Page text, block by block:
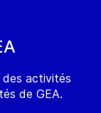
activités
de GEA.